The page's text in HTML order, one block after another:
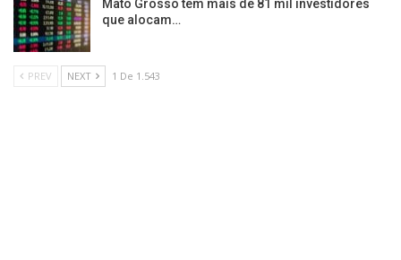
Mato Grosso tem mais de 81 mil investidores
que alocam…
PREV NEXT 1 De 1.543